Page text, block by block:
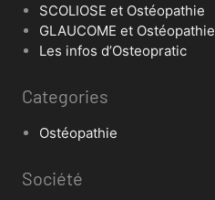
SCOLIOSE et Ostéopathie
GLAUCOME et Ostéopathie
Les infos d’Osteopratic
Categories
Ostéopathie
Société